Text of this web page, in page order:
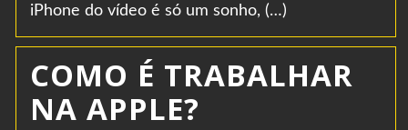
iPhone do vídeo é só um sonho, (…)
COMO É TRABALHAR
NA APPLE?